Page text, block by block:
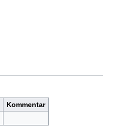
Kommentar